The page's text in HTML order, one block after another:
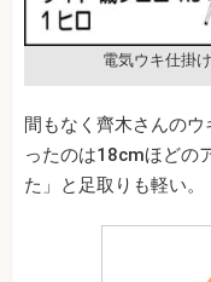
電気ウキ仕掛け
間もなく齊木さんの
ったのは18cmほどの
た」と足取りも軽い。